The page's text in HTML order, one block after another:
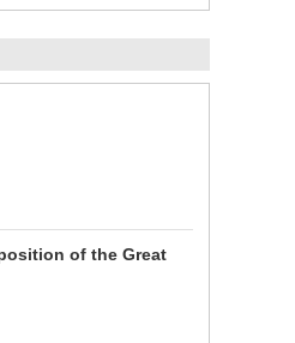
of the Great